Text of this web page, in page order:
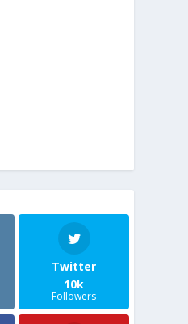
Twitter
10k
Followers